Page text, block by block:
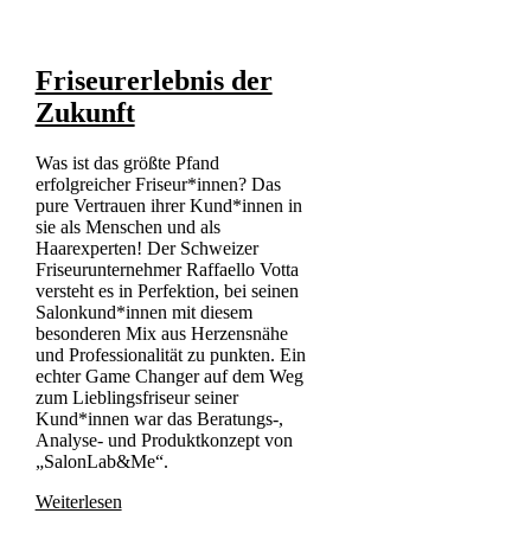
Friseurerlebnis der
Zukunft
Was ist das größte Pfand
erfolgreicher Friseur*innen? Das
pure Vertrauen ihrer Kund*innen in
sie als Menschen und als
Haarexperten! Der Schweizer
Friseurunternehmer Raffaello Votta
versteht es in Perfektion, bei seinen
Salonkund*innen mit diesem
besonderen Mix aus Herzensnähe
und Professionalität zu punkten. Ein
echter Game Changer auf dem Weg
zum Lieblingsfriseur seiner
Kund*innen war das Beratungs-,
Analyse- und Produktkonzept von
„SalonLab&Me“.
Weiterlesen